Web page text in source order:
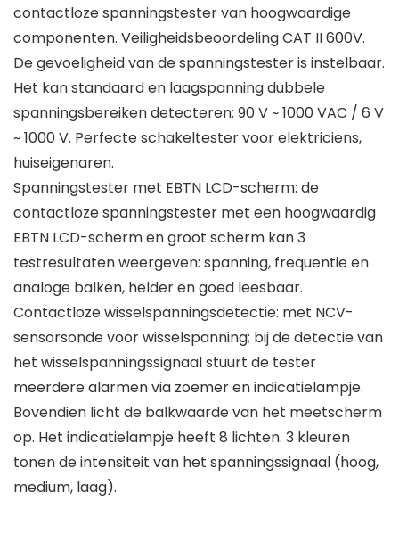
contactloze spanningstester van hoogwaardige
componenten. Veiligheidsbeoordeling CAT II 600V.
De gevoeligheid van de spanningstester is instelbaar.
Het kan standaard en laagspanning dubbele
spanningsbereiken detecteren: 90 V ~ 1000 VAC / 6 V
~ 1000 V. Perfecte schakeltester voor elektriciens,
huiseigenaren.
Spanningstester met EBTN LCD-scherm: de
contactloze spanningstester met een hoogwaardig
EBTN LCD-scherm en groot scherm kan 3
testresultaten weergeven: spanning, frequentie en
analoge balken, helder en goed leesbaar.
Contactloze wisselspanningsdetectie: met NCV-
sensorsonde voor wisselspanning; bij de detectie van
het wisselspanningssignaal stuurt de tester
meerdere alarmen via zoemer en indicatielampje.
Bovendien licht de balkwaarde van het meetscherm
op. Het indicatielampje heeft 8 lichten. 3 kleuren
tonen de intensiteit van het spanningssignaal (hoog,
medium, laag).